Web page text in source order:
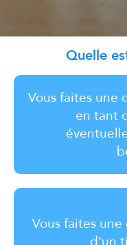
Quelle
Vous faites une
en tant
Vous faites